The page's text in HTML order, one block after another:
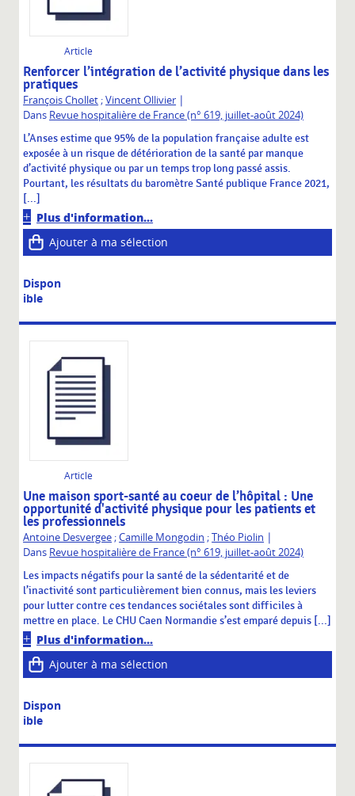
Article
Renforcer l’intégration de l’activité physique dans les
pratiques
François Chollet;Vincent Ollivier |
Dans Revue hospitalière de France (n° 619, juillet-août 2024)
L’Anses estime que 95% de la population française adulte est
exposée à un risque de détérioration de la santé par manque
d’activité physique ou par un temps trop long passé assis.
Pourtant, les résultats du baromètre Santé publique France 2021,
[...]
Plus d'information...
Ajouter à ma sélection
Dispon
ible
Article
Une maison sport-santé au coeur de l’hôpital : Une
opportunité d'activité physique pour les patients et
les professionnels
Antoine Desvergee;Camille Mongodin ;Théo Piolin |
Dans Revue hospitalière de France (n° 619, juillet-août 2024)
Les impacts négatifs pour la santé de la sédentarité et de
l’inactivité sont particulièrement bien connus, mais les leviers
pour lutter contre ces tendances sociétales sont difficiles à
mettre en place. Le CHU Caen Normandie s’est emparé depuis [...]
Plus d'information...
Ajouter à ma sélection
Dispon
ible